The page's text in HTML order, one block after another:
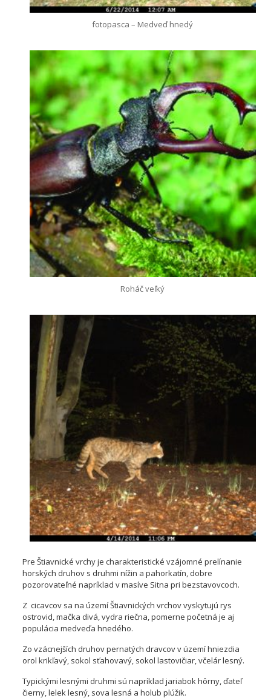
fotopasca – Medveď hnedý
Roháč veľký
Pre Štiavnické vrchy je charakteristické vzájomné prelínanie
horských druhov s druhmi nížin a pahorkatín, dobre
pozorovateľné napríklad v masíve Sitna pri bezstavovcoch.
Z cicavcov sa na území Štiavnických vrchov vyskytujú rys
ostrovid, mačka divá, vydra riečna, pomerne početná je aj
populácia medveďa hnedého.
Zo vzácnejších druhov pernatých dravcov v území hniezdia
orol krikľavý, sokol sťahovavý, sokol lastovičiar, včelár lesný.
Typickými lesnými druhmi sú napríklad jariabok hôrny, ďateľ
čierny, lelek lesný, sova lesná a holub plúžik.